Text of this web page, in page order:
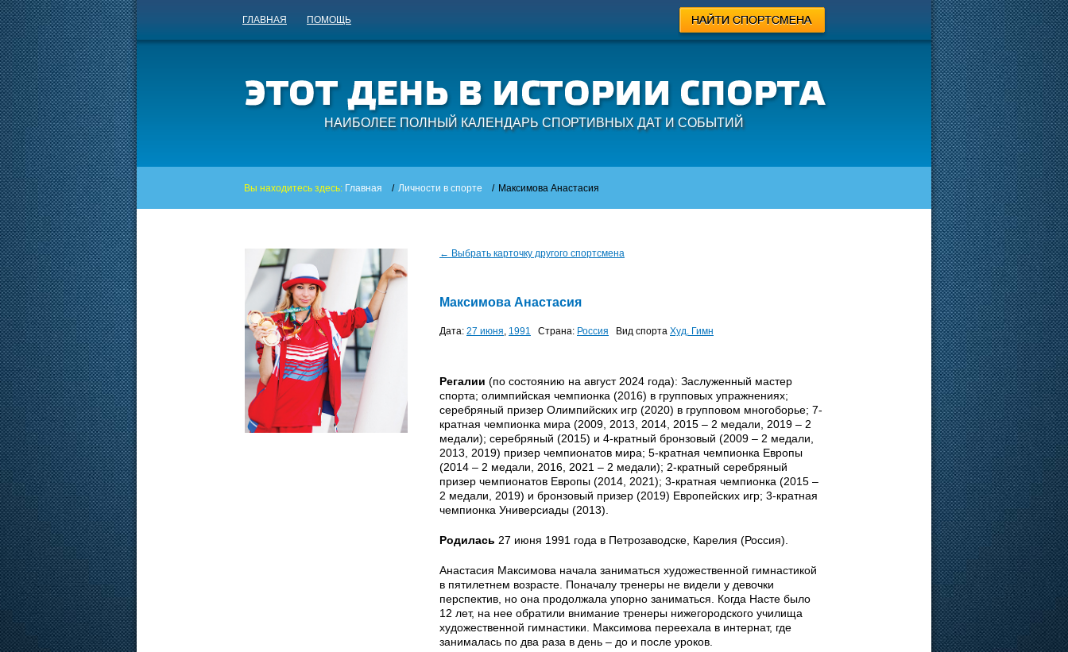
ГЛАВНАЯ ПОМОЩЬ
НАИБОЛЕЕ ПОЛНЫЙ КАЛЕНДАРЬ СПОРТИВНЫХ ДАТ И СОБЫТИЙ
Вы находитесь здесь: Главная / Личности в спорте / Максимова Анастасия
← Выбрать карточку другого спортсмена
Максимова Анастасия
Дата: 27 июня, 1991 Страна: Россия Вид спорта Худ. Гимн
Регалии (по состоянию на август 2024 года): Заслуженный мастер
спорта; олимпийская чемпионка (2016) в групповых упражнениях;
серебряный призер Олимпийских игр (2020) в групповом многоборье; 7-
кратная чемпионка мира (2009, 2013, 2014, 2015 – 2 медали, 2019 – 2
медали); серебряный (2015) и 4-кратный бронзовый (2009 – 2 медали,
2013, 2019) призер чемпионатов мира; 5-кратная чемпионка Европы
(2014 – 2 медали, 2016, 2021 – 2 медали); 2-кратный серебряный
призер чемпионатов Европы (2014, 2021); 3-кратная чемпионка (2015 –
2 медали, 2019) и бронзовый призер (2019) Европейских игр; 3-кратная
чемпионка Универсиады (2013).
Родилась 27 июня 1991 года в Петрозаводске, Карелия (Россия).
Анастасия Максимова начала заниматься художественной гимнастикой
в пятилетнем возрасте. Поначалу тренеры не видели у девочки
перспектив, но она продолжала упорно заниматься. Когда Насте было
12 лет, на нее обратили внимание тренеры нижегородского училища
художественной гимнастики. Максимова переехала в интернат, где
занималась по два раза в день – до и после уроков.